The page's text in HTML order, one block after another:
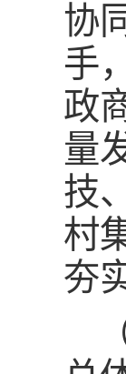
协
手
政
量
技
村
夯